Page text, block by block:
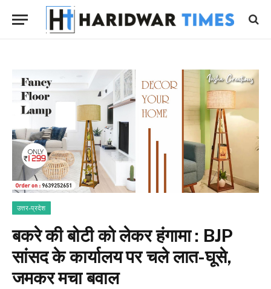
उत्तर-प्रदेश
बकरे की बोटी को लेकर हंगामा : BJP
सांसद के कार्यालय पर चले लात-घूसे,
जमकर मचा बवाल